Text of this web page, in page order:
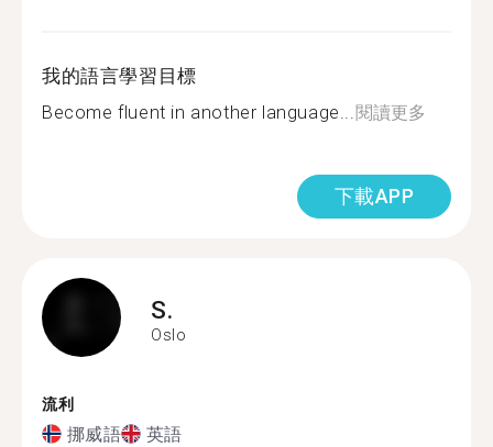
我的語言學習目標
Become fluent in another language...閱讀更多
下載APP
S.
Oslo
流利
挪威語 英語